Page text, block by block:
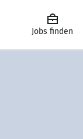
Jobs finden